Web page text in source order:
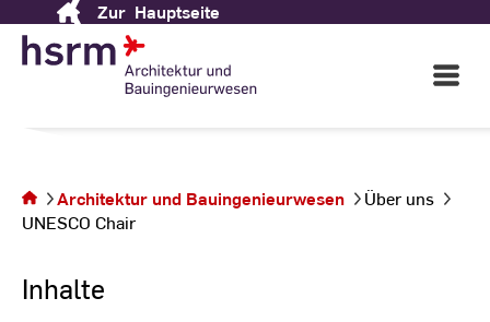
Content
Zur Hauptseite
Open
Main
UNESCO Chair
sich auf
der Seite
Architektur und Bauingenieurwesen
Über uns
UNESCO Chair
Inhalte